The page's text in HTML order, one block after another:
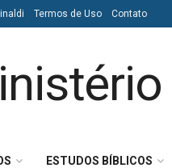
Termos de Uso Contato
ESTUDOS BÍBLICOS